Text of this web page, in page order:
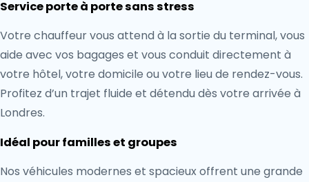
Service porte à porte sans stress
Votre chauffeur vous attend à la sortie du terminal, vous
aide avec vos bagages et vous conduit directement à
votre hôtel, votre domicile ou votre lieu de rendez-vous.
Profitez d’un trajet fluide et détendu dès votre arrivée à
Londres.
Idéal pour familles et groupes
Nos véhicules modernes et spacieux offrent une grande